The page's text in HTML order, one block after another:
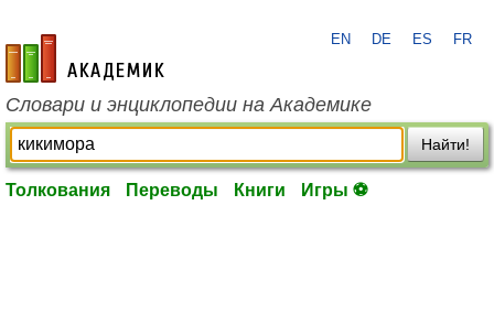
academic.ru
EN DE ES FR
Словари и энциклопедии на Академике
Найти!
Толкования Переводы Книги Игры ⚽